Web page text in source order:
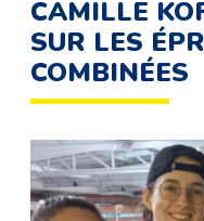
CAMILLE
SUR LES
COMBINÉES